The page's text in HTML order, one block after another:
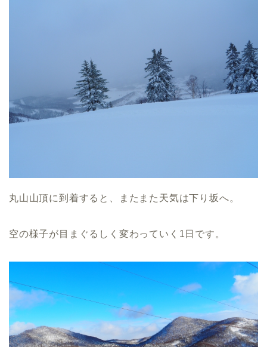
丸山山頂に到着すると、またまた天気は下り坂へ。
空の様子が目まぐるしく変わっていく1日です。